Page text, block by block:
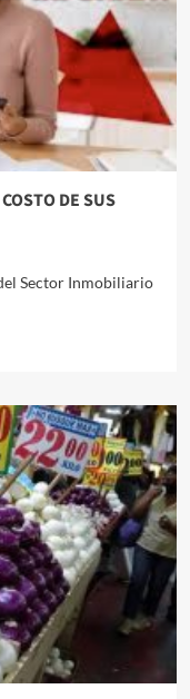
DE SUS
Sector Inmobiliario